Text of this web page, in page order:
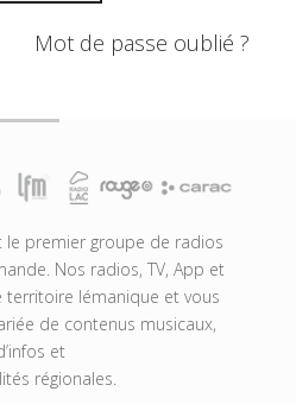
Mot de passe oublié ?
le premier groupe de radios
Nos radios, TV, App et
territoire lémanique et vous
de contenus musicaux,
et
régionales.